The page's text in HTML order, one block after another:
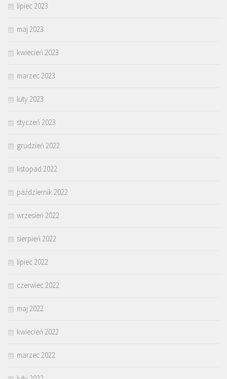
lipiec 2023
maj 2023
kwiecień 2023
marzec 2023
luty 2023
styczeń 2023
grudzień 2022
listopad 2022
październik 2022
wrzesień 2022
sierpień 2022
lipiec 2022
czerwiec 2022
maj 2022
kwiecień 2022
marzec 2022